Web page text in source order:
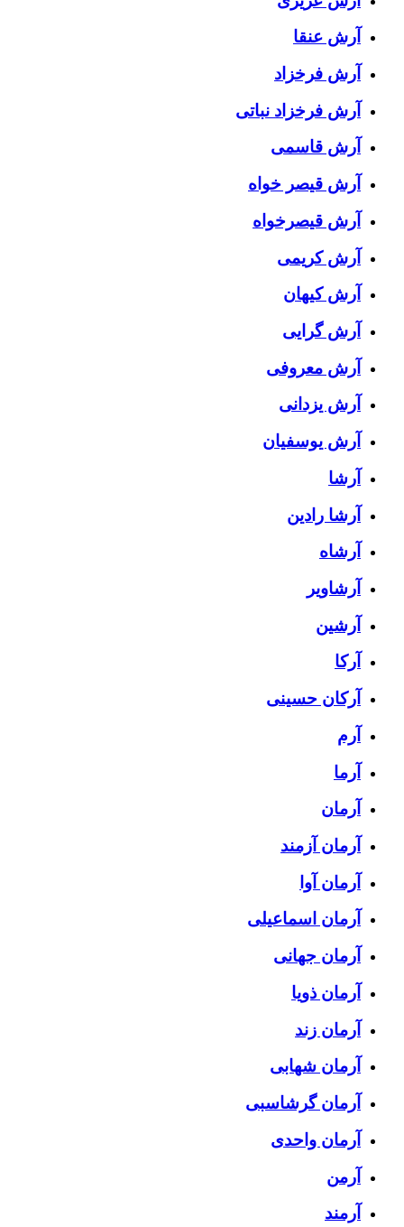
آرش عنقا
آرش فرخزاد
آرش فرخزاد نباتی
آرش قاسمی
آرش قیصر خواه
آرش قیصرخواه
آرش کریمی
آرش کیهان
آرش گرایی
آرش معروفی
آرش یزدانی
آرش یوسفیان
آرشا
آرشا رادین
آرشاه
آرشاویر
آرشین
آرکا
آرکان حسینی
آرم
آرما
آرمان
آرمان آزمند
آرمان آوا
آرمان اسماعیلی
آرمان جهانی
آرمان ذویا
آرمان زند
آرمان شهابی
آرمان گرشاسبی
آرمان واحدی
آرمن
آرمند